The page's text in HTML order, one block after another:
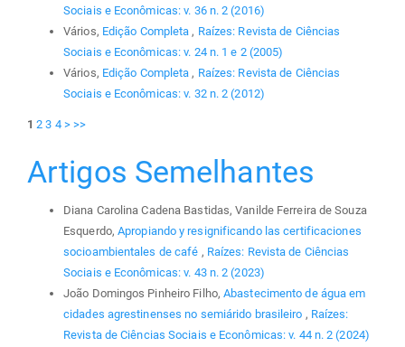
Sociais e Econômicas: v. 36 n. 2 (2016)
Vários, Edição Completa , Raízes: Revista de Ciências
Sociais e Econômicas: v. 24 n. 1 e 2 (2005)
Vários, Edição Completa , Raízes: Revista de Ciências
Sociais e Econômicas: v. 32 n. 2 (2012)
1 2 3 4 > >>
Artigos Semelhantes
Diana Carolina Cadena Bastidas, Vanilde Ferreira de Souza
Esquerdo, Apropiando y resignificando las certificaciones
socioambientales de café , Raízes: Revista de Ciências
Sociais e Econômicas: v. 43 n. 2 (2023)
João Domingos Pinheiro Filho,Abastecimento de água em
cidades agrestinenses no semiárido brasileiro , Raízes:
Revista de Ciências Sociais e Econômicas: v. 44 n. 2 (2024)